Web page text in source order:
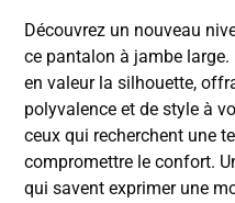
Découvrez un nouveau
ce pantalon à jambe
en valeur la silhouette,
polyvalence et de style à
ceux qui recherchent une
compromettre le confort.
qui savent exprimer une